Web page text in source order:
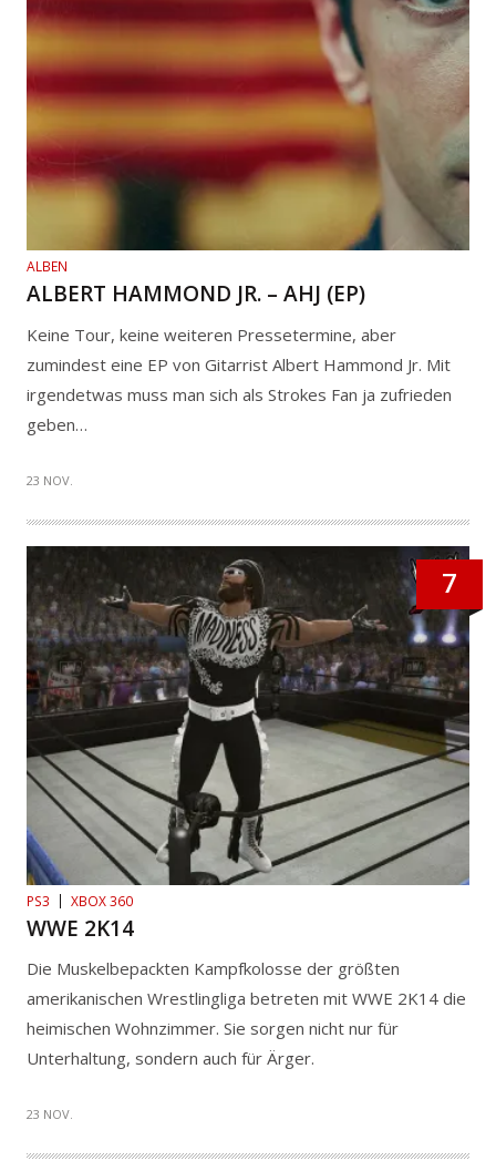
ALBEN
ALBERT HAMMOND JR. – AHJ (EP)
Keine Tour, keine weiteren Pressetermine, aber
zumindest eine EP von Gitarrist Albert Hammond Jr. Mit
irgendetwas muss man sich als Strokes Fan ja zufrieden
geben…
23 NOV.
7
PS3 XBOX 360
WWE 2K14
Die Muskelbepackten Kampfkolosse der größten
amerikanischen Wrestlingliga betreten mit WWE 2K14 die
heimischen Wohnzimmer. Sie sorgen nicht nur für
Unterhaltung, sondern auch für Ärger.
23 NOV.